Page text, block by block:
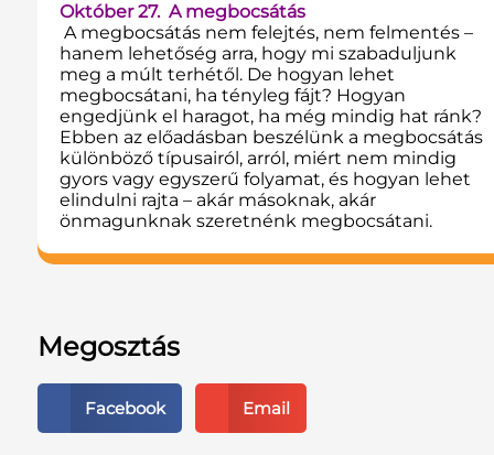
Október 27. A megbocsátás
A megbocsátás nem felejtés, nem felmentés –
hanem lehetőség arra, hogy mi szabaduljunk
meg a múlt terhétől. De hogyan lehet
megbocsátani, ha tényleg fájt? Hogyan
engedjünk el haragot, ha még mindig hat ránk?
Ebben az előadásban beszélünk a megbocsátás
különböző típusairól, arról, miért nem mindig
gyors vagy egyszerű folyamat, és hogyan lehet
elindulni rajta – akár másoknak, akár
önmagunknak szeretnénk megbocsátani.
Megosztás
Facebook Email